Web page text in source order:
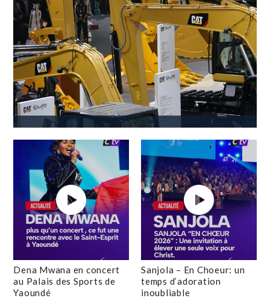
Dena Mwana en concert
au Palais des Sports de
Yaoundé
Sanjola – En Choeur: un
temps d’adoration
inoubliable